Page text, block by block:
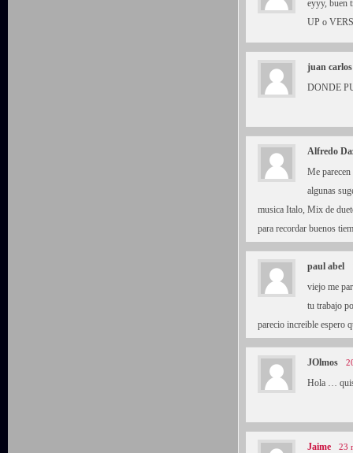
eyyy, buen
UP o
juan carlos
DONDE
Alfredo
Me
algunas
musica Italo, Mix de
para recordar buenos
paul abel
viejo me
tu trabajo
parecio increible espero
JOlmos
Hola …
Jaime 23